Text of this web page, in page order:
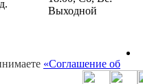
Выходной
«Соглашение об